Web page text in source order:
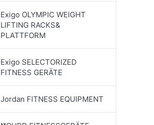
Exigo OLYMPIC WEIGHT
LIFTING RACKS&
PLATTFORM
Exigo SELECTORIZED
FITNESS GERÄTE
Jordan FITNESS EQUIPMENT